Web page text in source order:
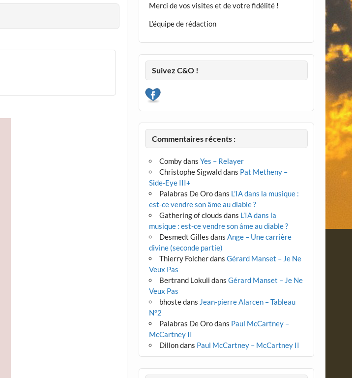
Merci de vos visites et de votre fidélité !
L’équipe de rédaction
Suivez C&O !
Commentaires récents :
CombydansYes – Relayer
Christophe Sigwalddans Pat Metheny –
Side-Eye III+
Palabras De Orodans L’IA dans la musique :
est-ce vendre son âme au diable ?
Gathering of clouds dans L’IA dans la
musique : est-ce vendre son âme au diable ?
Desmedt Gilles dansAnge – Une carrière
divine (seconde partie)
Thierry FolcherdansGérard Manset – Je Ne
Veux Pas
Bertrand Lokuli dansGérard Manset – Je Ne
Veux Pas
bhostedans Jean-pierre Alarcen – Tableau
N°2
Palabras De Orodans Paul McCartney –
McCartney II
Dillondans Paul McCartney – McCartney II